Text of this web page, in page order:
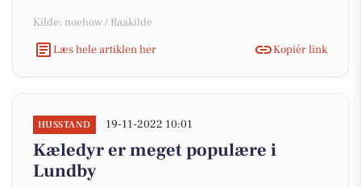
Kilde: noehow / Raakilde
Læs hele artiklen her
Kopiér link
HUSSTAND 19-11-2022 10:01
Kæledyr er meget populære i
Lundby